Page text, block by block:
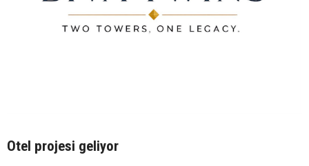
Otel projesi geliyor